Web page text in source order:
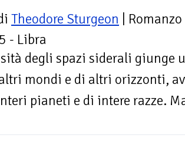
Theodore Sturgeon | Romanzo
- Libra
degli spazi siderali giunge
mondi e di altri orizzonti,
pianeti e di intere razze.